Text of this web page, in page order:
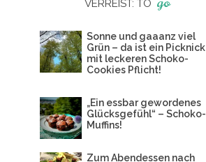
VERREIST: TO
Sonne und gaaanz viel
Grün – da ist ein Picknick
mit leckeren Schoko-
Cookies Pflicht!
„Ein essbar gewordenes
Glücksgefühl“ – Schoko-
Muffins!
Zum Abendessen nach